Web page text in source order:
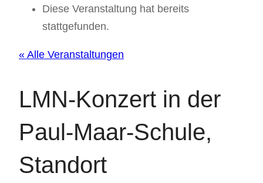
Diese Veranstaltung hat bereits
stattgefunden.
« Alle Veranstaltungen
LMN-Konzert in der
Paul-Maar-Schule,
Standort